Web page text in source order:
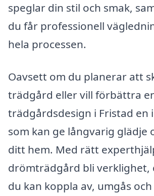
speglar din stil och smak,
du får professionell
hela processen.
Oavsett om du planerar att
trädgård eller vill förbättra
trädgårdsdesign i Fristad en
som kan ge långvarig glädje
ditt hem. Med rätt
drömträdgård bli verklighet,
du kan koppla av, umgås